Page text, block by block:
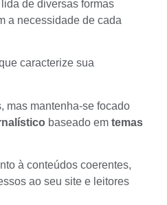
de diversas formas
a necessidade de cada
caracterize sua
mas mantenha-se focado
baseado em temas
à conteúdos coerentes,
ao seu site e leitores